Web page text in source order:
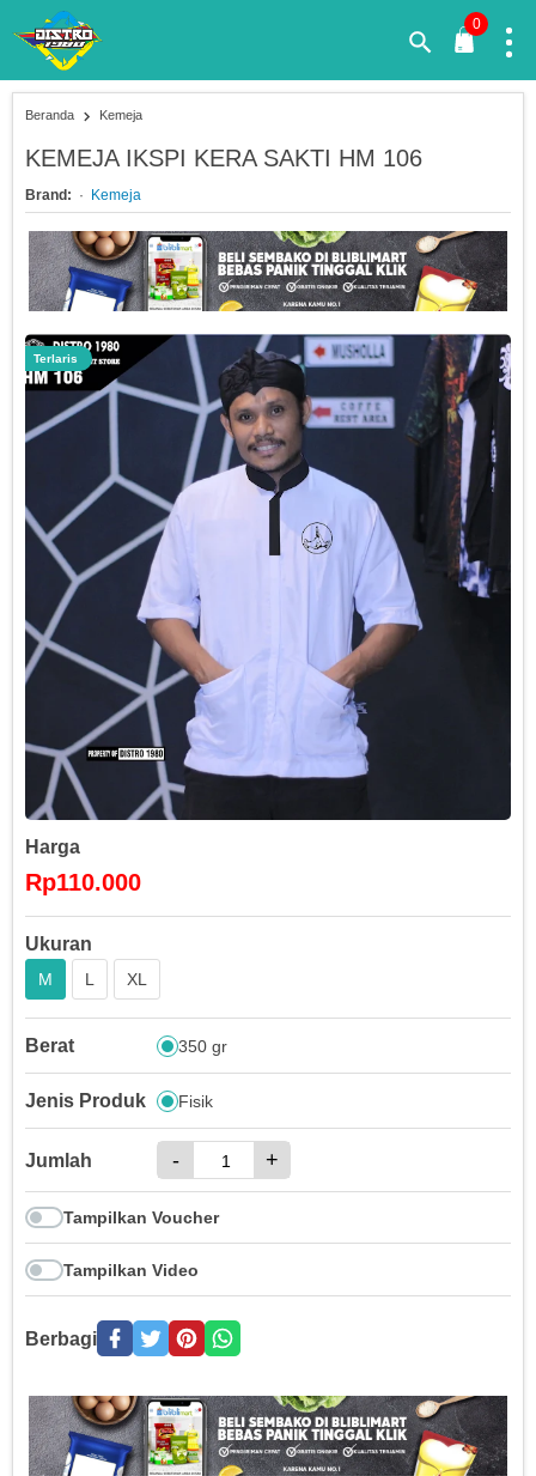
0
Beranda Kemeja
KEMEJA IKSPI KERA SAKTI HM 106
Brand: Kemeja
Terlaris
Harga
Rp110.000
Ukuran
M L XL
Berat 350 gr
Jenis Produk Fisik
Jumlah - +
Tampilkan Voucher
Tampilkan Video
Berbagi